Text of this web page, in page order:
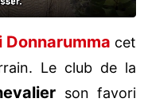
Donnarumma cet
Le club de la
son favori